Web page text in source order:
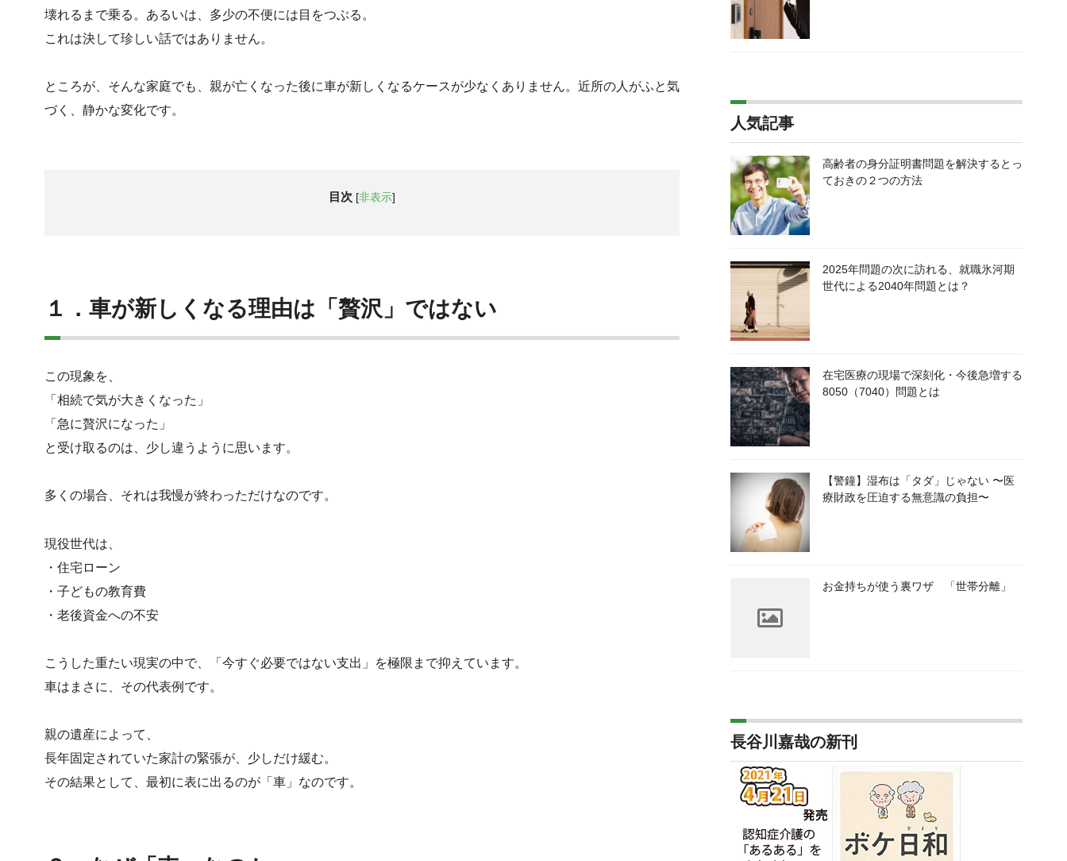
壊れるまで乗る。あるいは、多少の不便には目をつぶる。
これは決して珍しい話ではありません。
ところが、そんな家庭でも、親が亡くなった後に車が新しくなるケースが少なくありません。近所の人がふと気
づく、静かな変化です。
目次 [非表示]
１．車が新しくなる理由は「贅沢」ではない
この現象を、
「相続で気が大きくなった」
「急に贅沢になった」
と受け取るのは、少し違うように思います。
多くの場合、それは我慢が終わっただけなのです。
現役世代は、
・住宅ローン
・子どもの教育費
・老後資金への不安
こうした重たい現実の中で、「今すぐ必要ではない支出」を極限まで抑えています。
車はまさに、その代表例です。
親の遺産によって、
長年固定されていた家計の緊張が、少しだけ緩む。
その結果として、最初に表に出るのが「車」なのです。
人気記事
高齢者の身分証明書問題を解決するとっ
ておきの２つの方法
2025年問題の次に訪れる、就職氷河期
世代による2040年問題とは？
在宅医療の現場で深刻化・今後急増する
8050（7040）問題とは
【警鐘】湿布は「タダ」じゃない 〜医
療財政を圧迫する無意識の負担〜
お金持ちが使う裏ワザ 「世帯分離」
長谷川嘉哉の新刊